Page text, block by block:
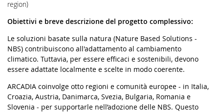
region)
Obiettivi e breve descrizione del progetto complessivo:
Le soluzioni basate sulla natura (Nature Based Solutions -
NBS) contribuiscono all'adattamento al cambiamento
climatico. Tuttavia, per essere efficaci e sostenibili, devono
essere adattate localmente e scelte in modo coerente.
ARCADIA coinvolge otto regioni e comunità europee - in Italia,
Croazia, Austria, Danimarca, Svezia, Bulgaria, Romania e
Slovenia - per supportarle nell’adozione delle NBS. Questo